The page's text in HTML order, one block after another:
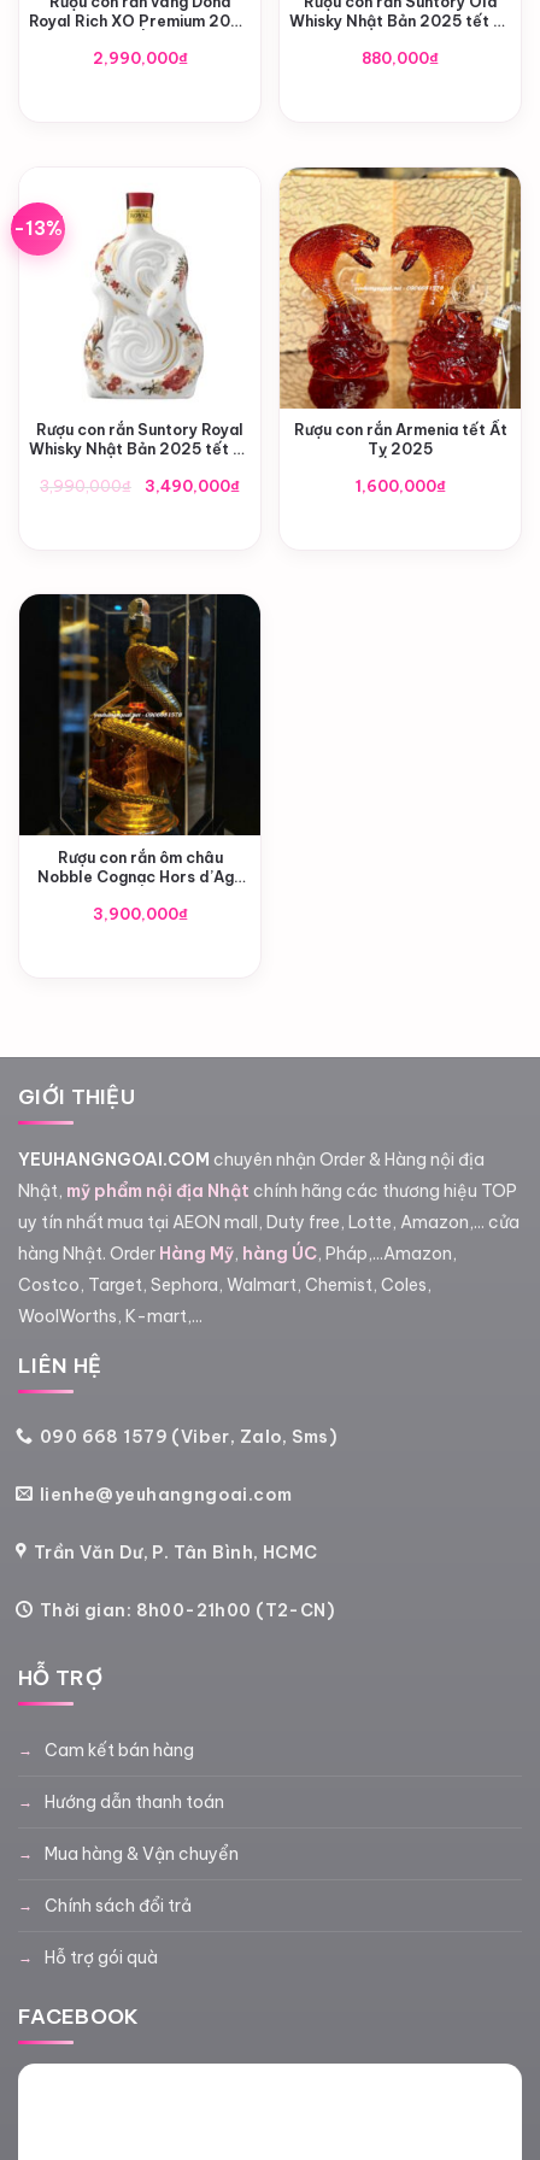
Royal Rich XO Premium 2025
2,990,000₫
Whisky Nhật Bản 2025 tết Ất
880,000₫
-13%
Rượu con rắn Suntory Royal
Whisky Nhật Bản 2025 tết Ất
3,990,000₫
Giá
3,490,000₫Giá
Rượu con rắn Armenia tết Ất
Tỵ 2025
1,600,000₫
Rượu con rắn ôm châu
Nobble Cognac Hors d’Age
3,900,000₫
GIỚI THIỆU
YEUHANGNGOAI.COM chuyên nhận Order & Hàng nội địa
Nhật, mỹ phẩm nội địa Nhật chính hãng các thương hiệu TOP
uy tín nhất mua tại AEON mall, Duty free, Lotte, Amazon,... cửa
hàng Nhật. Order Hàng Mỹ, hàng ÚC, Pháp,...Amazon,
Costco, Target, Sephora, Walmart, Chemist, Coles,
WoolWorths, K-mart,...
LIÊN HỆ
090 668 1579 (Viber, Zalo, Sms)
lienhe@yeuhangngoai.com
Trần Văn Dư, P. Tân Bình, HCMC
Thời gian: 8h00-21h00 (T2-CN)
HỖ TRỢ
Cam kết bán hàng
Hướng dẫn thanh toán
Mua hàng & Vận chuyển
Chính sách đổi trả
Hỗ trợ gói quà
FACEBOOK